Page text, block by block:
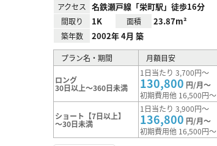
アクセス 名鉄瀬戸線「栄町駅」徒歩16分
間取り 1K 面積 23.87m²
築年数 2002年 4月 築
プラン名・期間 月額目安
ロング
30日以上～360日未満
1日当たり 3,700円～
130,800 円/月～
初期費用他 16,500円～
ショート【7日以上】
～30日未満
1日当たり 3,900円～
136,800 円/月～
初期費用他 16,500円～